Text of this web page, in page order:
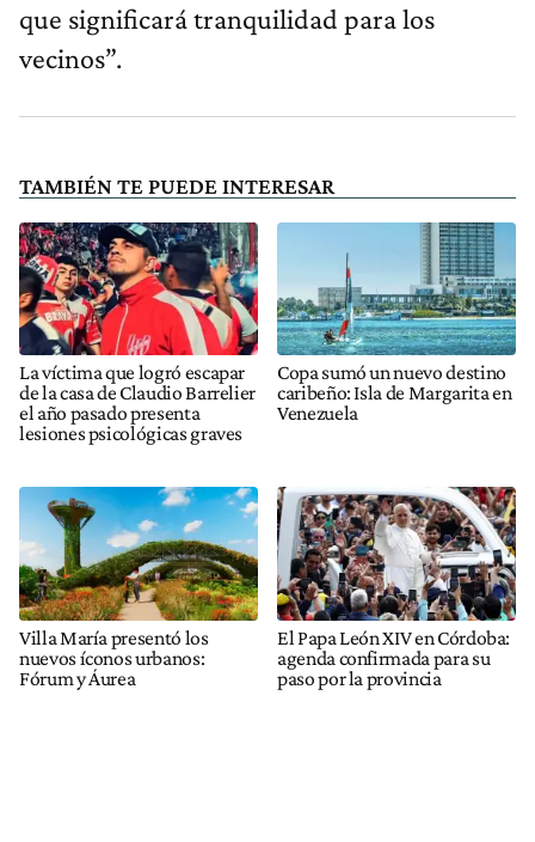
que significará tranquilidad para los
vecinos”.
TAMBIÉN TE PUEDE INTERESAR
La víctima que logró escapar
de la casa de Claudio Barrelier
el año pasado presenta
lesiones psicológicas graves
Copa sumó un nuevo destino
caribeño: Isla de Margarita en
Venezuela
Villa María presentó los
nuevos íconos urbanos:
Fórum y Áurea
El Papa León XIV en Córdoba:
agenda confirmada para su
paso por la provincia